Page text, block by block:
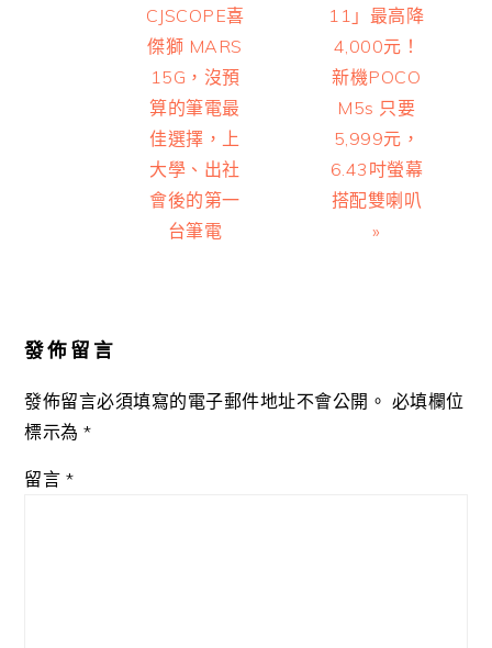
Post:
CJSCOPE喜
傑獅 MARS
15G，沒預
算的筆電最
佳選擇，上
大學、出社
會後的第一
台筆電
Post:
11」最高降
4,000元！
新機POCO
M5s 只要
5,999元，
6.43吋螢幕
搭配雙喇叭
»
發佈留言
發佈留言必須填寫的電子郵件地址不會公開。 必填欄位
標示為*
留言 *